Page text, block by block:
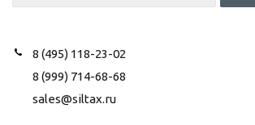
8 (495) 118-23-02
8 (999) 714-68-68
sales@siltax.ru